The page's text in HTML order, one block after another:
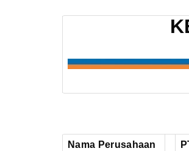
Nama Perusahaan